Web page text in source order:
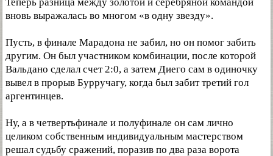
вновь выражалась во многом «в одну звезду».
Пусть, в финале Марадона не забил, но он помог забить
другим. Он был участником комбинации, после которой
Вальдано сделал счет 2:0, а затем Диего сам в одиночку
вывел в прорыв Бурручагу, когда был забит третий гол
аргентинцев.
Ну, а в четвертьфинале и полуфинале он сам лично
целиком собственным индивидуальным мастерством
решал судьбу сражений, поразив по два раза ворота